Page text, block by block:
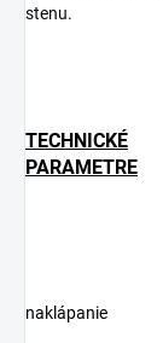
stenu.
TECHNICKÉ
PARAMETRE
naklápanie